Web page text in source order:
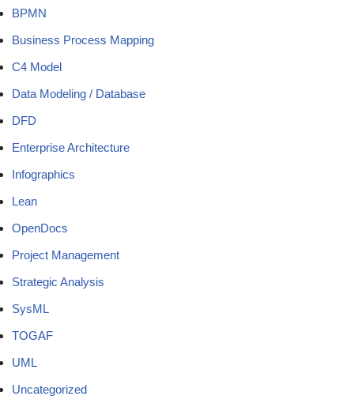
BPMN
Business Process Mapping
C4 Model
Data Modeling / Database
DFD
Enterprise Architecture
Infographics
Lean
OpenDocs
Project Management
Strategic Analysis
SysML
TOGAF
UML
Uncategorized